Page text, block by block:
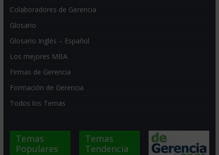
Colaboradores de Gerencia
Glosario
Glosario Inglés – Español
Los mejores MBA
Firmas de Gerencia
Formación de Gerencia
Todos los Temas
Temas
Populares
Temas
Tendencia